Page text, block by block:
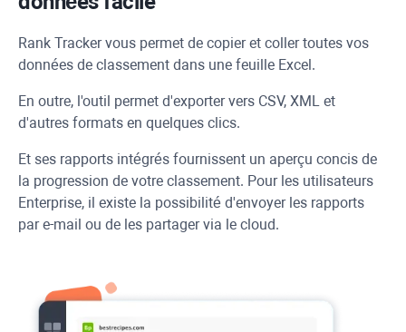
Rank Trackervous permet de copier et coller toutes vos
données de classement dans une feuille Excel.
En outre, l'outil permet d'exporter vers CSV, XML et
d'autres formats en quelques clics.
Et ses rapports intégrés fournissent un aperçu concis de
la progression de votre classement. Pour les utilisateurs
Enterprise, il existe la possibilité d'envoyer les rapports
par e-mail ou de les partager via le cloud.